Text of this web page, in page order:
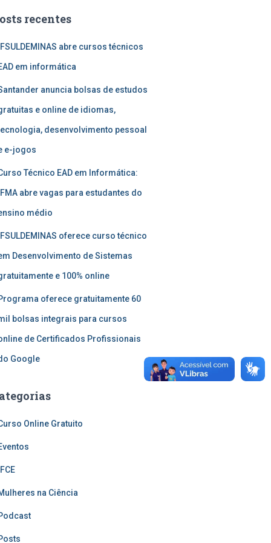
recentes
abre cursos técnicos
em informática
anuncia bolsas de estudos
e online de idiomas,
desenvolvimento pessoal
e-jogos
Técnico EAD em Informática:
abre vagas para estudantes do
médio
oferece curso técnico
Desenvolvimento de Sistemas
e 100% online
oferece gratuitamente 60
bolsas integrais para cursos
de Certificados Profissionais
Google
Online Gratuito
na Ciência